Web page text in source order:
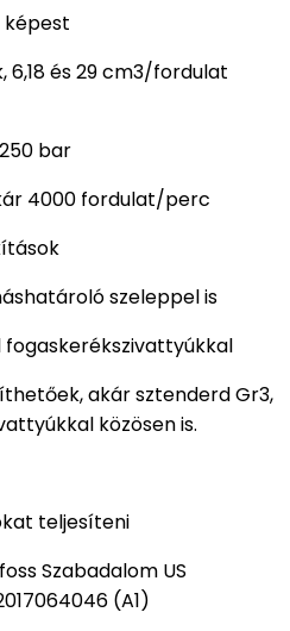
képest
6,18 és 29 cm3/fordulat
bar
4000 fordulat/perc
szeleppel is
akár sztenderd Gr3,
közösen is.
teljesíteni
Szabadalom US
(A1)